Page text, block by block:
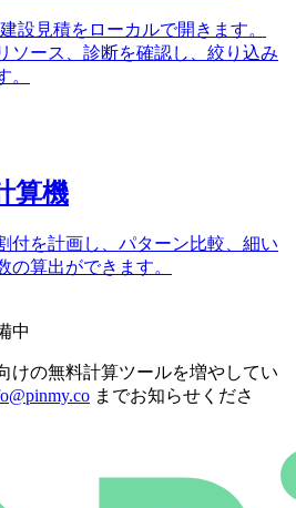
設見積をローカルで開きます。
ソース、診断を確認し、絞り込み
。
算機
付を計画し、パターン比較、細い
の算出ができます。
中
けの無料計算ツールを増やしてい
までお知らせくださ